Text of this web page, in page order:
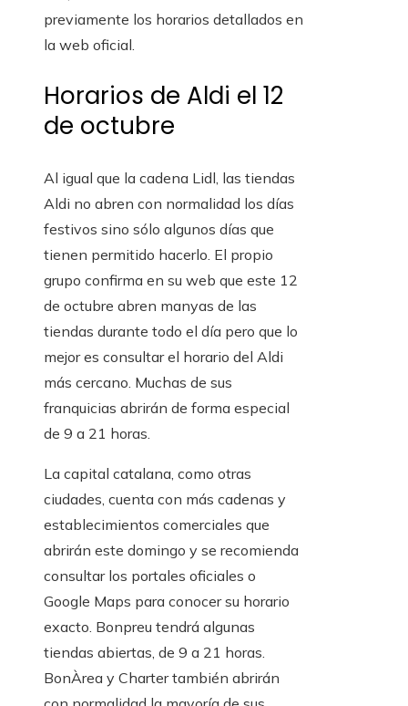
previamente los horarios detallados en
la web oficial.
Horarios de Aldi el 12
de octubre
Al igual que la cadena Lidl, las tiendas
Aldi no abren con normalidad los días
festivos sino sólo algunos días que
tienen permitido hacerlo. El propio
grupo confirma en su web que este 12
de octubre abren manyas de las
tiendas durante todo el día pero que lo
mejor es consultar el horario del Aldi
más cercano. Muchas de sus
franquicias abrirán de forma especial
de 9 a 21 horas.
La capital catalana, como otras
ciudades, cuenta con más cadenas y
establecimientos comerciales que
abrirán este domingo y se recomienda
consultar los portales oficiales o
Google Maps para conocer su horario
exacto. Bonpreu tendrá algunas
tiendas abiertas, de 9 a 21 horas.
BonÀrea y Charter también abrirán